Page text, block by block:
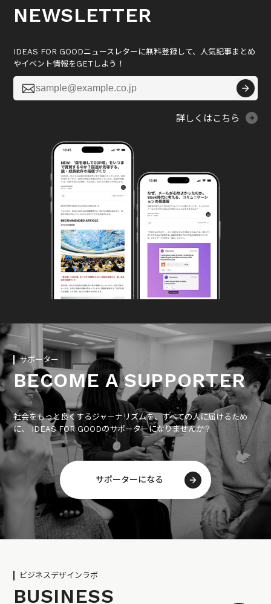
NEWSLETTER
IDEAS FOR GOODニュースレターに無料登録して、人気記事まとめ
やイベント情報をGETしよう！

詳しくはこちら
サポーター
BECOME A SUPPORTER
社会をもっと良くするジャーナリズムを、すべての人に届けるため
に、 IDEAS FOR GOODのサポーターになりませんか？
サポーターになる
ビジネスデザインラボ
BUSINESS